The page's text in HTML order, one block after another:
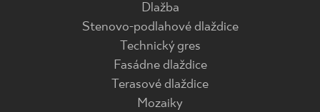
Dlažba
Stenovo-podlahové dlaždice
Technický gres
Fasádne dlaždice
Terasové dlaždice
Mozaiky